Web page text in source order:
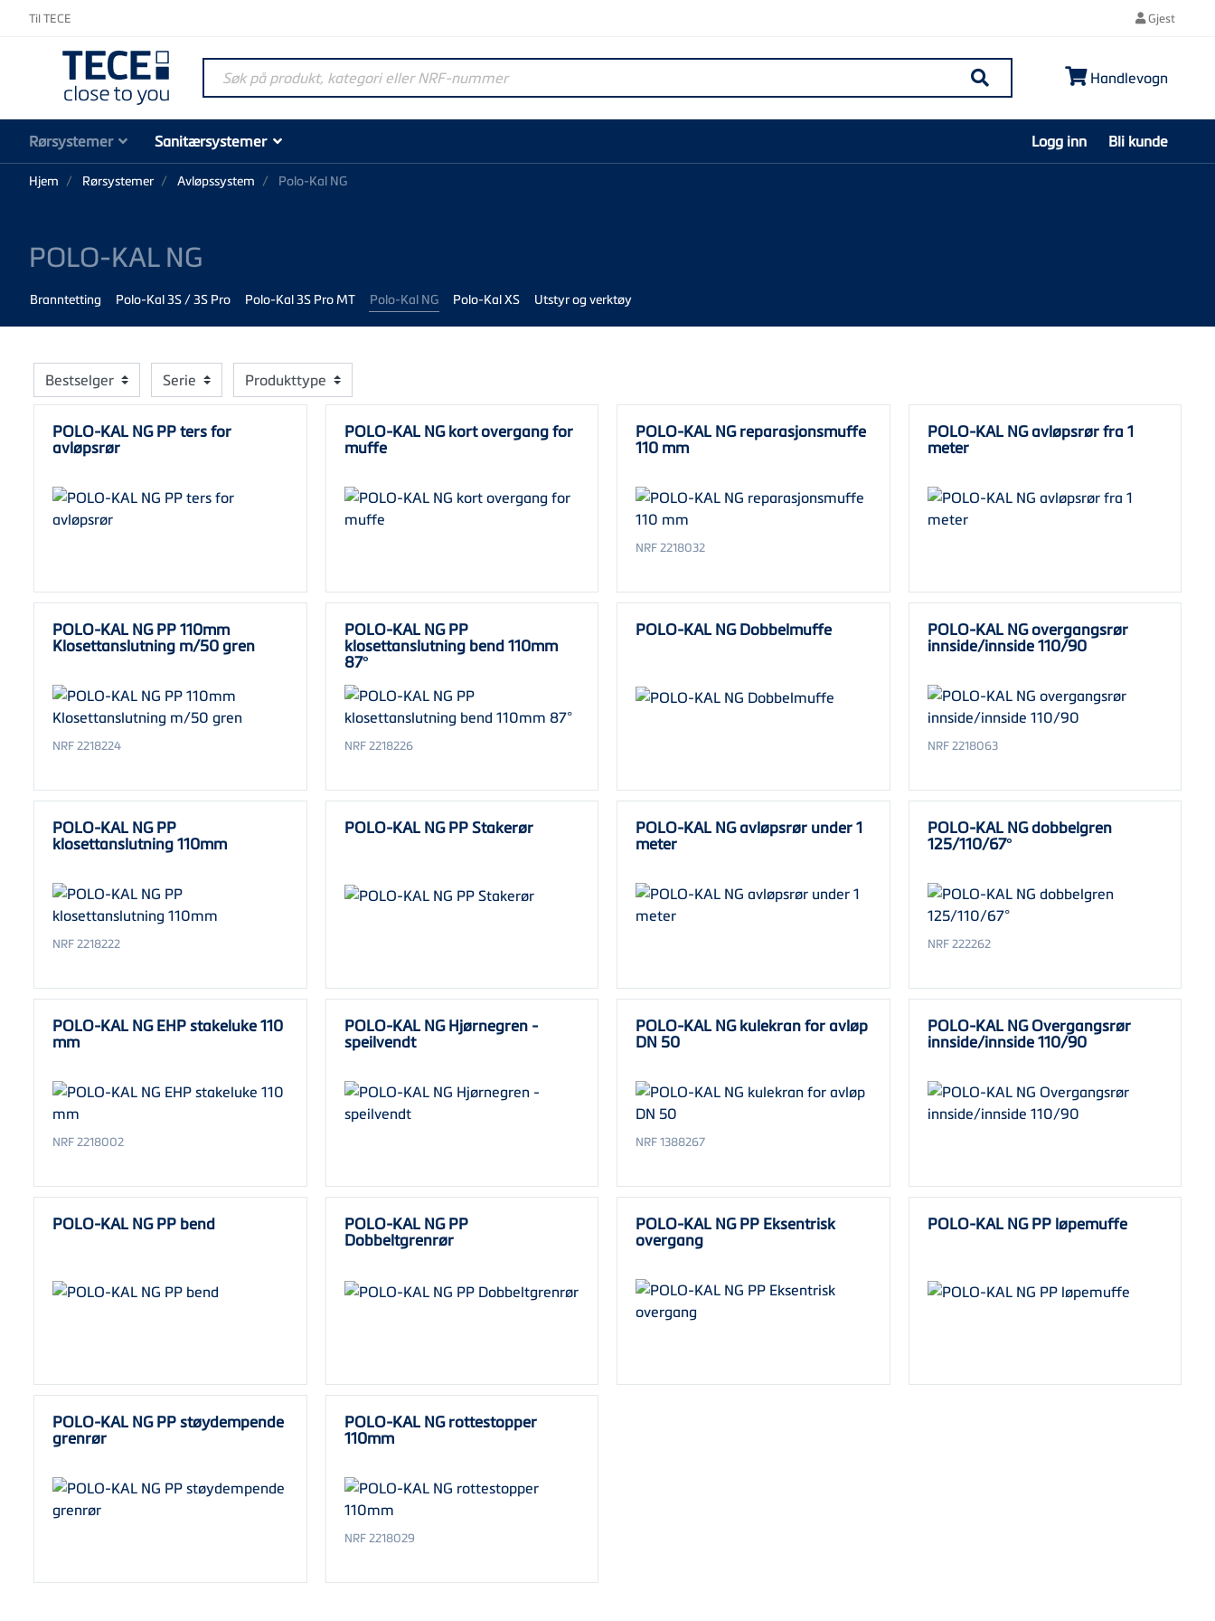
Til TECE Gjest
Søk på produkt, kategori eller NRF-nummer
Søk
Handlevogn
Rørsystemer Sanitærsystemer Logg inn Bli kunde
Hjem Rørsystemer Avløpssystem Polo-Kal NG
POLO-KAL NG
Branntetting Polo-Kal 3S / 3S Pro Polo-Kal 3S Pro MT Polo-Kal NG Polo-Kal XS Utstyr og verktøy
Bestselger Serie Produkttype
POLO-KAL NG PP ters for
avløpsrør
POLO-KAL NG kort overgang for
muffe
POLO-KAL NG reparasjonsmuffe
110 mm
NRF 2218032
POLO-KAL NG avløpsrør fra 1
meter
POLO-KAL NG PP 110mm
Klosettanslutning m/50 gren
NRF 2218224
POLO-KAL NG PP
klosettanslutning bend 110mm
87°
NRF 2218226
POLO-KAL NG Dobbelmuffe POLO-KAL NG overgangsrør
innside/innside 110/90
NRF 2218063
POLO-KAL NG PP
klosettanslutning 110mm
NRF 2218222
POLO-KAL NG PP Stakerør POLO-KAL NG avløpsrør under 1
meter
POLO-KAL NG dobbelgren
125/110/67°
NRF 222262
POLO-KAL NG EHP stakeluke 110
mm
NRF 2218002
POLO-KAL NG Hjørnegren -
speilvendt
POLO-KAL NG kulekran for avløp
DN 50
NRF 1388267
POLO-KAL NG Overgangsrør
innside/innside 110/90
POLO-KAL NG PP bend POLO-KAL NG PP
Dobbeltgrenrør
POLO-KAL NG PP Eksentrisk
overgang
POLO-KAL NG PP løpemuffe
POLO-KAL NG PP støydempende
grenrør
POLO-KAL NG rottestopper
110mm
NRF 2218029